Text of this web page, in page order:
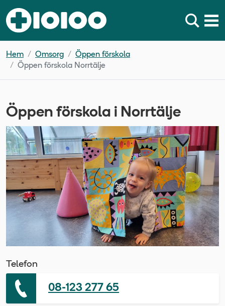
Hem Omsorg
Öppen förskola
Öppen förskola Norrtälje
Öppen förskola i Norrtälje
Telefon
08-123 277 65